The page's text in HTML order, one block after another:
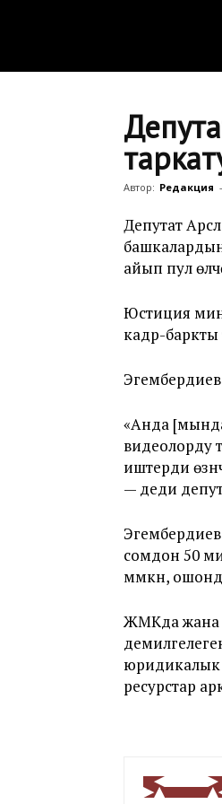
Автор: Редакция -
Депутат
башкалардын
айып пул
Юстиция
кадр-баркты
«Анда
видеолорду
иштерди
— деди
сомдон 50
мүмкүн,
ЖМКда жана
юридикалык
ресурстар